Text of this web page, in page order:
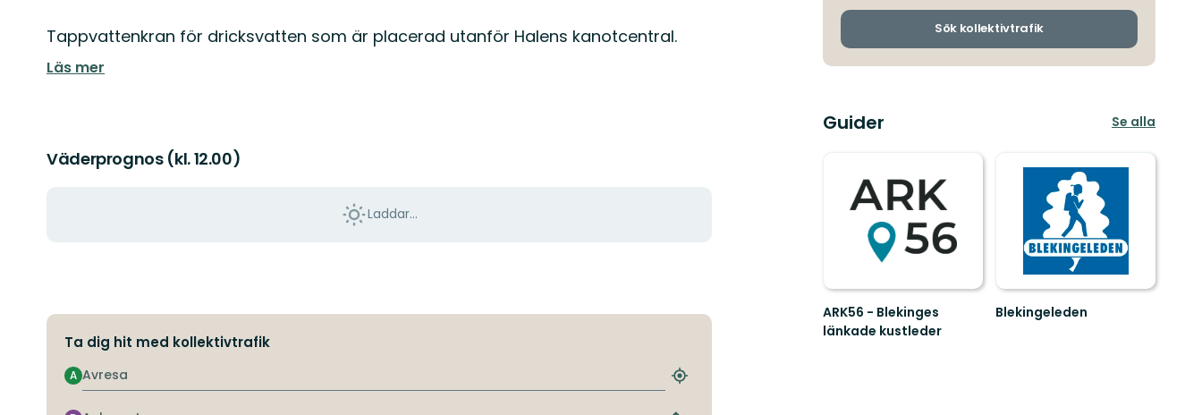
Beskrivning
Tappvattenkran för dricksvatten som är placerad utanför Halens kanotcentral.
Läs mer
Väderprognos (kl. 12.00)
Laddar...
Ta dig hit med kollektivtrafik
Avresa
A
Hitta
och
Sök kollektivtrafik
Guider Se alla
ARK56 - Blekinges
länkade kustleder
Blekingeleden